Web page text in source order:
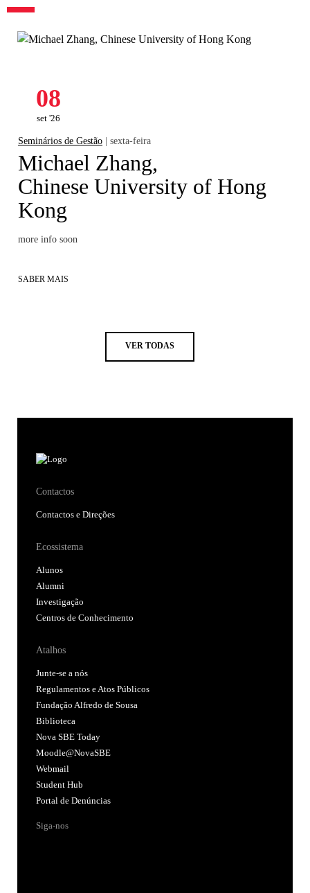
08
set '26
Seminários de Gestão | sexta-feira
Michael Zhang,
Chinese University of Hong
Kong
more info soon
SABER MAIS
VER TODAS
Contactos
Contactos e Direções
Ecossistema
Alunos
Alumni
Investigação
Centros de Conhecimento
Atalhos
Junte-se a nós
Regulamentos e Atos Públicos
Fundação Alfredo de Sousa
Biblioteca
Nova SBE Today
Moodle@NovaSBE
Webmail
Student Hub
Portal de Denúncias
Siga-nos